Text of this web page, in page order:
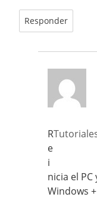
Responder
R
e
i
nicia el
Windows